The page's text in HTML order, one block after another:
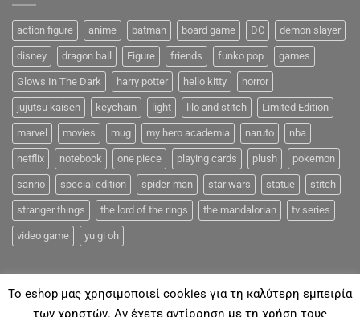
action figure anime batman board game DC demon slayer
disney dragon ball Figure friends funko pop games
Glows In The Dark harry potter hello kitty horror
jujutsu kaisen keychain light lilo and stitch Limited Edition
marvel movies mug my hero academia naruto nba
netflix notebook one piece playing cards plush pokemon
sanrio special edition spider-man star wars statue stitch
stranger things the lord of the rings the mandalorian tv series
video game yu gi oh
To eshop μας χρησιμοποιεί cookies για τη καλύτερη εμπειρία
των χρηστών. Αν έχετε αντίρρηση με τη χρήση τους